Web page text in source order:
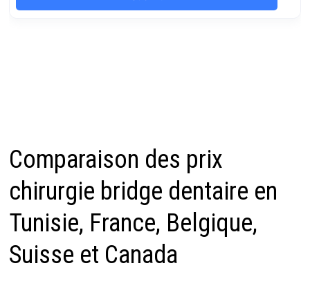
Comparaison des prix
chirurgie bridge dentaire en
Tunisie, France, Belgique,
Suisse et Canada